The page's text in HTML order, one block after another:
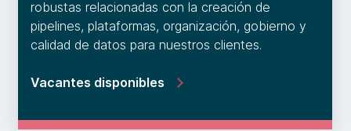
robustas relacionadas con la creación de
pipelines, plataformas, organización, gobierno y
calidad de datos para nuestros clientes.
Vacantes disponibles